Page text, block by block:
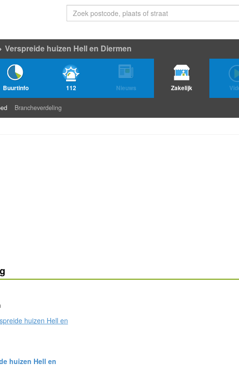
Verspreide huizen Hell en Diermen
Buurtinfo 112 Nieuws Zakelijk
Brancheverdeling
huizen Hell en
huizen Hell en